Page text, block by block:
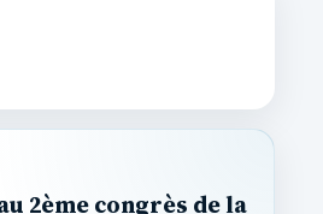
2ème congrès de la